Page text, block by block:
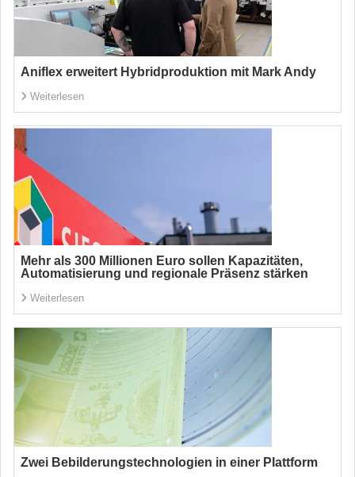
Aniflex erweitert Hybridproduktion mit Mark Andy
Weiterlesen
Mehr als 300 Millionen Euro sollen Kapazitäten,
Automatisierung und regionale Präsenz stärken
Weiterlesen
Zwei Bebilderungstechnologien in einer Plattform